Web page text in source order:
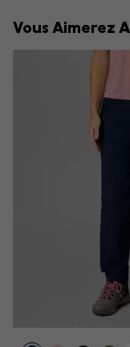
Vous Aimerez